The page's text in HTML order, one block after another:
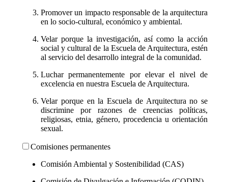
Promover un impacto responsable de la arquitectura
en lo socio-cultural, económico y ambiental.
Velar porque la investigación, así como la acción
social y cultural de la Escuela de Arquitectura, estén
al servicio del desarrollo integral de la comunidad.
Luchar permanentemente por elevar el nivel de
excelencia en nuestra Escuela de Arquitectura.
Velar porque en la Escuela de Arquitectura no se
discrimine por razones de creencias políticas,
religiosas, etnia, género, procedencia u orientación
sexual.
Comisiones permanentes
Comisión Ambiental y Sostenibilidad (CAS)